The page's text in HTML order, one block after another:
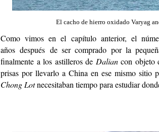
El cacho de hierro oxidado Varyag
Como vimos en el capítulo anterior, el
años después de ser comprado por la
finalmente a los astilleros de Daliancon objeto
prisas por llevarlo a China en ese mismo sitio
Chong Lotnecesitaban tiempo para estudiar